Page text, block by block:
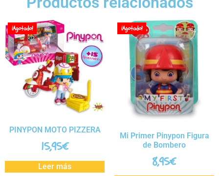
¡Agotado!
PINYPON MOTO PIZZERA
15,95€
Leer más
¡Agotado!
Mi Primer Pinypon Figura
de Bombero
8,95€